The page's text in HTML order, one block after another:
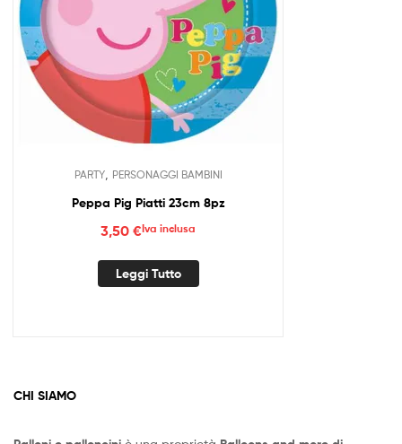
PARTY, PERSONAGGI BAMBINI
Peppa Pig Piatti 23cm 8pz
3,50 €Iva inclusa
Leggi Tutto
CHI SIAMO